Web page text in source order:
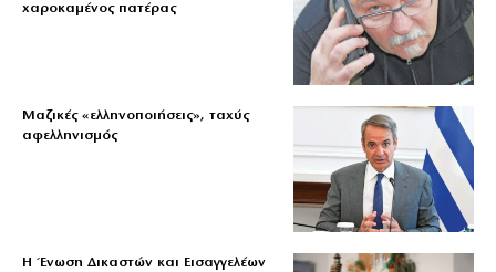
χαροκαμένος πατέρας
Μαζικές «ελληνοποιήσεις», ταχύς
αφελληνισμός
Η Ένωση Δικαστών και Εισαγγελέων